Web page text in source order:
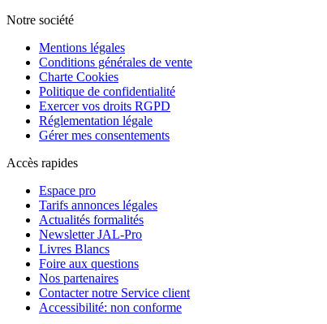
Notre société
Mentions légales
Conditions générales de vente
Charte Cookies
Politique de confidentialité
Exercer vos droits RGPD
Réglementation légale
Gérer mes consentements
Accès rapides
Espace pro
Tarifs annonces légales
Actualités formalités
Newsletter JAL-Pro
Livres Blancs
Foire aux questions
Nos partenaires
Contacter notre Service client
Accessibilité: non conforme